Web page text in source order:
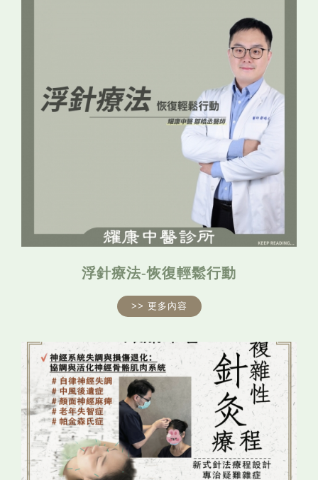
浮針療法-恢復輕鬆行動
>> 更多內容